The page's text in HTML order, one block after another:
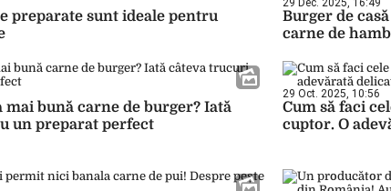
preparate sunt ideale pentru
29 Dec. 2025, 16:49
Burger de
carne de
mai bună carne de burger? Iată
un preparat perfect
29 Oct. 2025, 10:56
Cum să faci
cuptor. O